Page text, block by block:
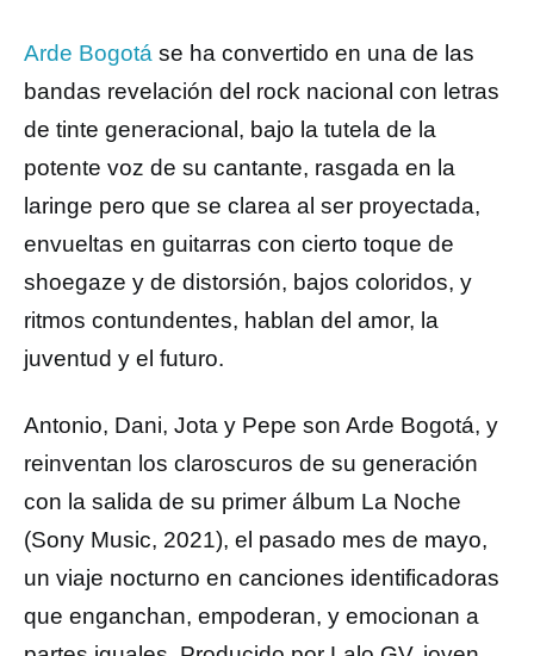
Arde Bogotá se ha convertido en una de las
bandas revelación del rock nacional con letras
de tinte generacional, bajo la tutela de la
potente voz de su cantante, rasgada en la
laringe pero que se clarea al ser proyectada,
envueltas en guitarras con cierto toque de
shoegaze y de distorsión, bajos coloridos, y
ritmos contundentes, hablan del amor, la
juventud y el futuro.
Antonio, Dani, Jota y Pepe son Arde Bogotá, y
reinventan los claroscuros de su generación
con la salida de su primer álbum La Noche
(Sony Music, 2021), el pasado mes de mayo,
un viaje nocturno en canciones identificadoras
que enganchan, empoderan, y emocionan a